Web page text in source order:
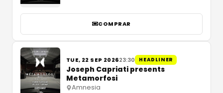
COMPRAR
TUE, 22 SEP 202623:30 HEADLINER
Joseph Capriati presents
Metamorfosi
Amnesia